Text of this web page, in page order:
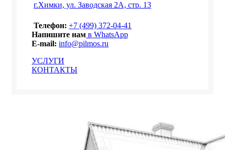
г.Химки, ул. Заводская 2А, стр. 13
Телефон: +7 (499) 372-04-41
Напишите нам в WhatsApp
E-mail: info@pilmos.ru
УСЛУГИ
КОНТАКТЫ